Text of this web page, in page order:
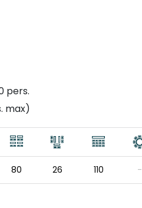
pers.
max)
80 26 110 -